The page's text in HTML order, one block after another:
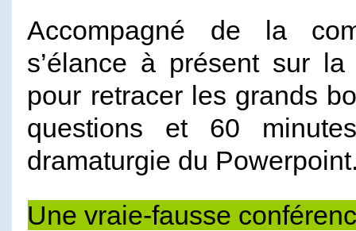
Accompagné de la
s’élance à présent sur
pour retracer les grands
questions et 60
dramaturgie du
Une vraie-fausse